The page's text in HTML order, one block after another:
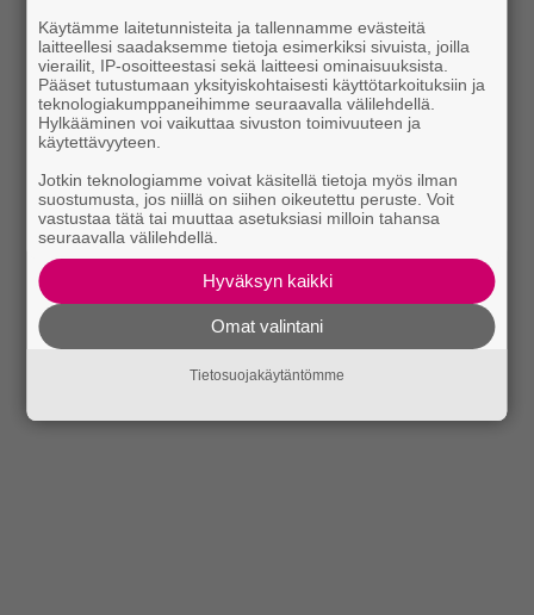
Käytämme laitetunnisteita ja tallennamme evästeitä
laitteellesi saadaksemme tietoja esimerkiksi sivuista, joilla
vierailit, IP-osoitteestasi sekä laitteesi ominaisuuksista.
Pääset tutustumaan yksityiskohtaisesti käyttötarkoituksiin ja
teknologiakumppaneihimme seuraavalla välilehdellä.
Hylkääminen voi vaikuttaa sivuston toimivuuteen ja
käytettävyyteen.
Jotkin teknologiamme voivat käsitellä tietoja myös ilman
suostumusta, jos niillä on siihen oikeutettu peruste. Voit
vastustaa tätä tai muuttaa asetuksiasi milloin tahansa
seuraavalla välilehdellä.
Hyväksyn kaikki
Omat valintani
Tietosuojakäytäntömme